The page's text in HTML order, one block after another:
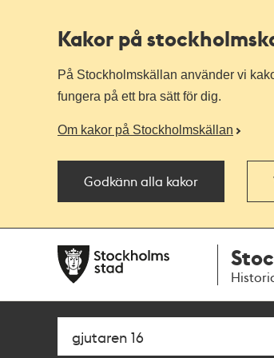
Kakor på
På Stockholmskällan använder vi
fungera på ett bra sätt för dig.
Om kakor på Stockholmskällan
Godkänn alla kakor
navigationen
huvudinnehållet
Sök